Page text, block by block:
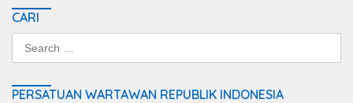
CARI
PERSATUAN WARTAWAN REPUBLIK INDONESIA